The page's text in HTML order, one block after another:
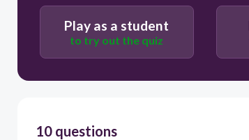
Play as a student
to try out the quiz
10 questions